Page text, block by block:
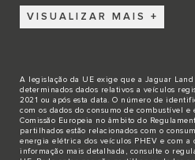
VISUALIZAR MAIS
A legislação da UE exige que a Jaguar
determinados dados relativos a veículos
2021 ou após esta data. O número de
com os dados do consumo de combustível
Comissão Europeia no âmbito do
partilhados estão relacionados com o
energia elétrica dos veículos PHEV e com a
informação mais detalhada, consulte o